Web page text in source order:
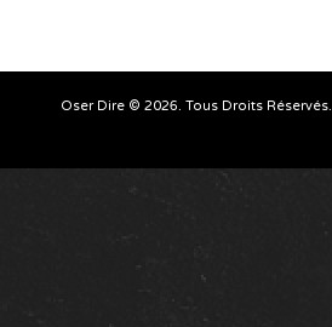
Oser Dire © 2026. Tous Droits Réservés.